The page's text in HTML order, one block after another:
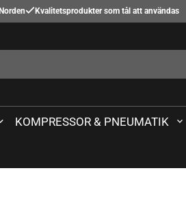
Kvalitetsprodukter som tål att användas
KOMPRESSOR & PNEUMATIK